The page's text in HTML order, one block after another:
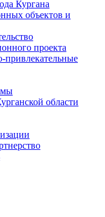
Кургана
объектов и
проекта
области